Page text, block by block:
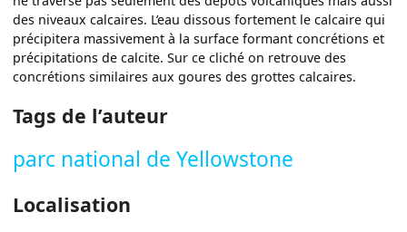
des niveaux calcaires. L’eau dissous fortement le calcaire qui
précipitera massivement à la surface formant concrétions et
précipitations de calcite. Sur ce cliché on retrouve des
concrétions similaires aux goures des grottes calcaires.
Tags de l’auteur
parc national de Yellowstone
Localisation